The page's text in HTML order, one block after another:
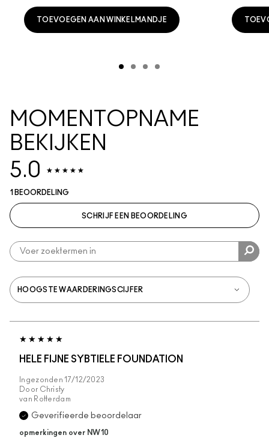
TOEVOEGEN AAN WINKELMANDJE
MOMENTOPNAME
BEKIJKEN
5.0
1 BEOORDELING
SCHRIJF EEN BEOORDELING
HELE FIJNE SYBTIELE FOUNDATION
Ingezonden17/12/2023
Door Christy
van Rotterdam
Geverifieerde beoordelaar
opmerkingen over NW10